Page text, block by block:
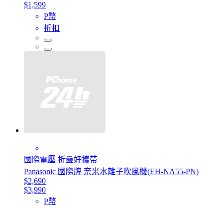
$1,599
P幣
折扣
國際電壓 折疊好攜帶
Panasonic 國際牌 奈米水離子吹風機(EH-NA55-PN)
$2,690
$3,990
P幣